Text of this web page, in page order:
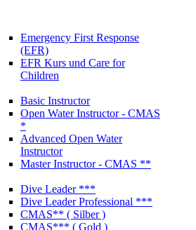
Emergency First Response
(EFR)
EFR Kurs und Care for
Children
Basic Instructor
Open Water Instructor - CMAS
*
Advanced Open Water
Instructor
Master Instructor - CMAS **
Dive Leader ***
Dive Leader Professional ***
CMAS** ( Silber )
CMAS*** ( Gold )